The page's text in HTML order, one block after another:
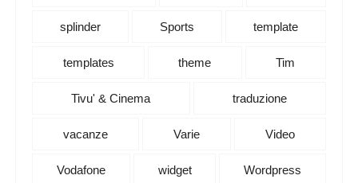
splinder Sports template
templates theme Tim
Tivu' & Cinema traduzione
vacanze Varie Video
Vodafone widget Wordpress